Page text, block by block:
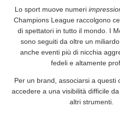
Lo sport muove numeri
Champions League raccolgono
di spettatori in tutto il mondo. I
sono seguiti da oltre un
anche eventi più di nicchia
fedeli e altamente
Per un brand, associarsi a questi
accedere a una visibilità difficile
altri strumenti.